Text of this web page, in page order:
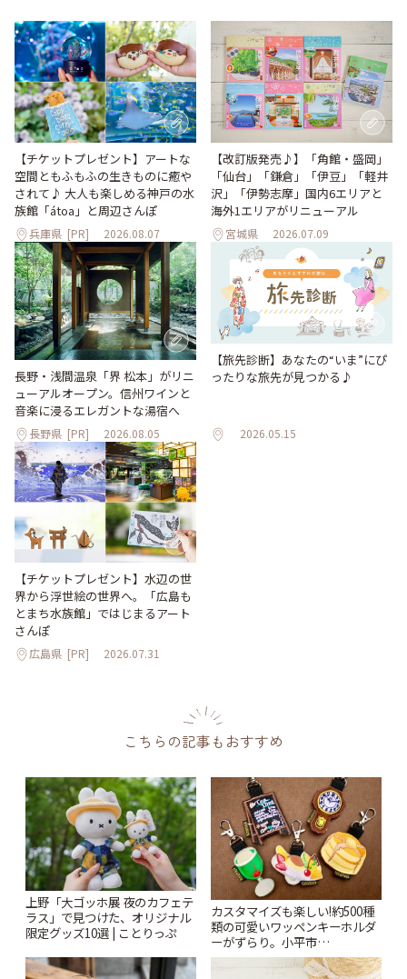
【チケットプレゼント】アートな
空間ともふもふの生きものに癒や
されて♪ 大人も楽しめる神戸の水
族館「átoa」と周辺さんぽ
兵庫県 [PR] 2026.08.07
【改訂版発売♪】「角館・盛岡」
「仙台」「鎌倉」「伊豆」「軽井
沢」「伊勢志摩」国内6エリアと
海外1エリアがリニューアル
宮城県 2026.07.09
長野・浅間温泉「界 松本」がリニ
ューアルオープン。信州ワインと
音楽に浸るエレガントな湯宿へ
長野県 [PR] 2026.08.05
【旅先診断】あなたの“いま”にぴ
ったりな旅先が見つかる♪
2026.05.15
【チケットプレゼント】水辺の世
界から浮世絵の世界へ。「広島も
とまち水族館」ではじまるアート
さんぽ
広島県 [PR] 2026.07.31
こちらの記事もおすすめ
上野「大ゴッホ展 夜のカフェテ
ラス」で見つけた、オリジナル
限定グッズ10選 | ことりっぷ
カスタマイズも楽しい!約500種
類の可愛いワッペンキーホルダ
ーがずらり。小平市
「Kimamaya T&K」 | ことりっ